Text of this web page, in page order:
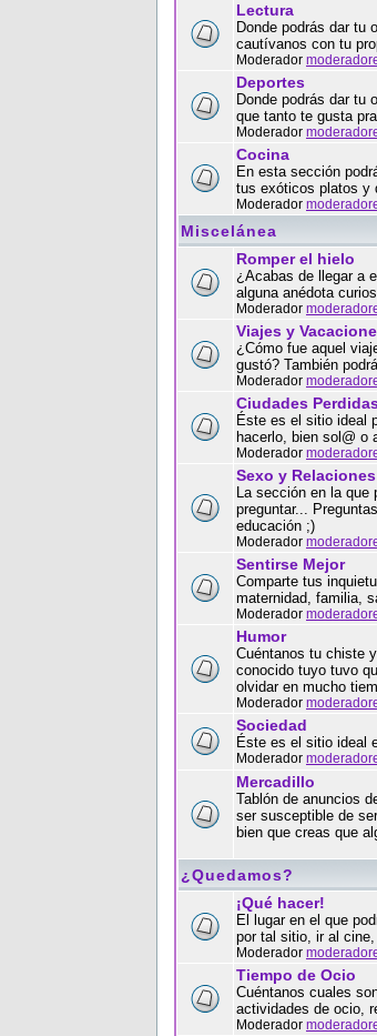
Lectura
Donde podrás dar tu
cautívanos con tu
Moderador
Deportes
Donde podrás dar tu
que tanto te gusta
Moderador
Cocina
En esta sección
tus exóticos platos y
Moderador
Miscelánea
Romper el hielo
¿Acabas de llegar a
alguna anédota
Moderador
Viajes y
¿Cómo fue aquel
gustó? También
Moderador
Ciudades
Éste es el sitio ideal
hacerlo, bien sol@ o
Moderador
Sexo y Relaciones
La sección en la que
preguntar...
educación ;)
Moderador
Sentirse Mejor
Comparte tus
maternidad, familia,
Moderador
Humor
Cuéntanos tu chiste
conocido tuyo tuvo
olvidar en mucho
Moderador
Sociedad
Éste es el sitio ideal
Moderador
Mercadillo
Tablón de anuncios
ser susceptible de
bien que creas que
¿Quedamos?
¡Qué hacer!
El lugar en el que
por tal sitio, ir al
Moderador
Tiempo de Ocio
Cuéntanos cuales
actividades de ocio,
Moderador